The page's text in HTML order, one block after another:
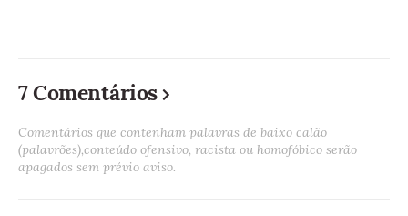
7 Comentários
Comentários que contenham palavras de baixo calão
(palavrões),conteúdo ofensivo, racista ou homofóbico serão
apagados sem prévio aviso.